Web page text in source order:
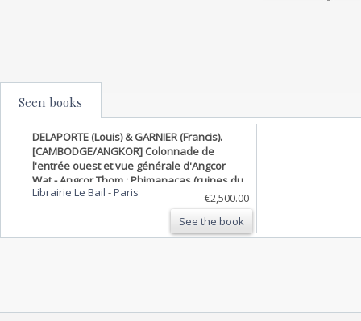
Seen books
DELAPORTE (Louis) & GARNIER (Francis).
[CAMBODGE/ANGKOR] Colonnade de
l'entrée ouest et vue générale d'Angcor
Wat - Angcor Thom : Phimanacas (ruines du
palais des rois d'Angcor) - Vue de Stunc
Trenc et de l'embouchure du Se Cong.
Librairie Le Bail -Paris
€2,500.00
See the book